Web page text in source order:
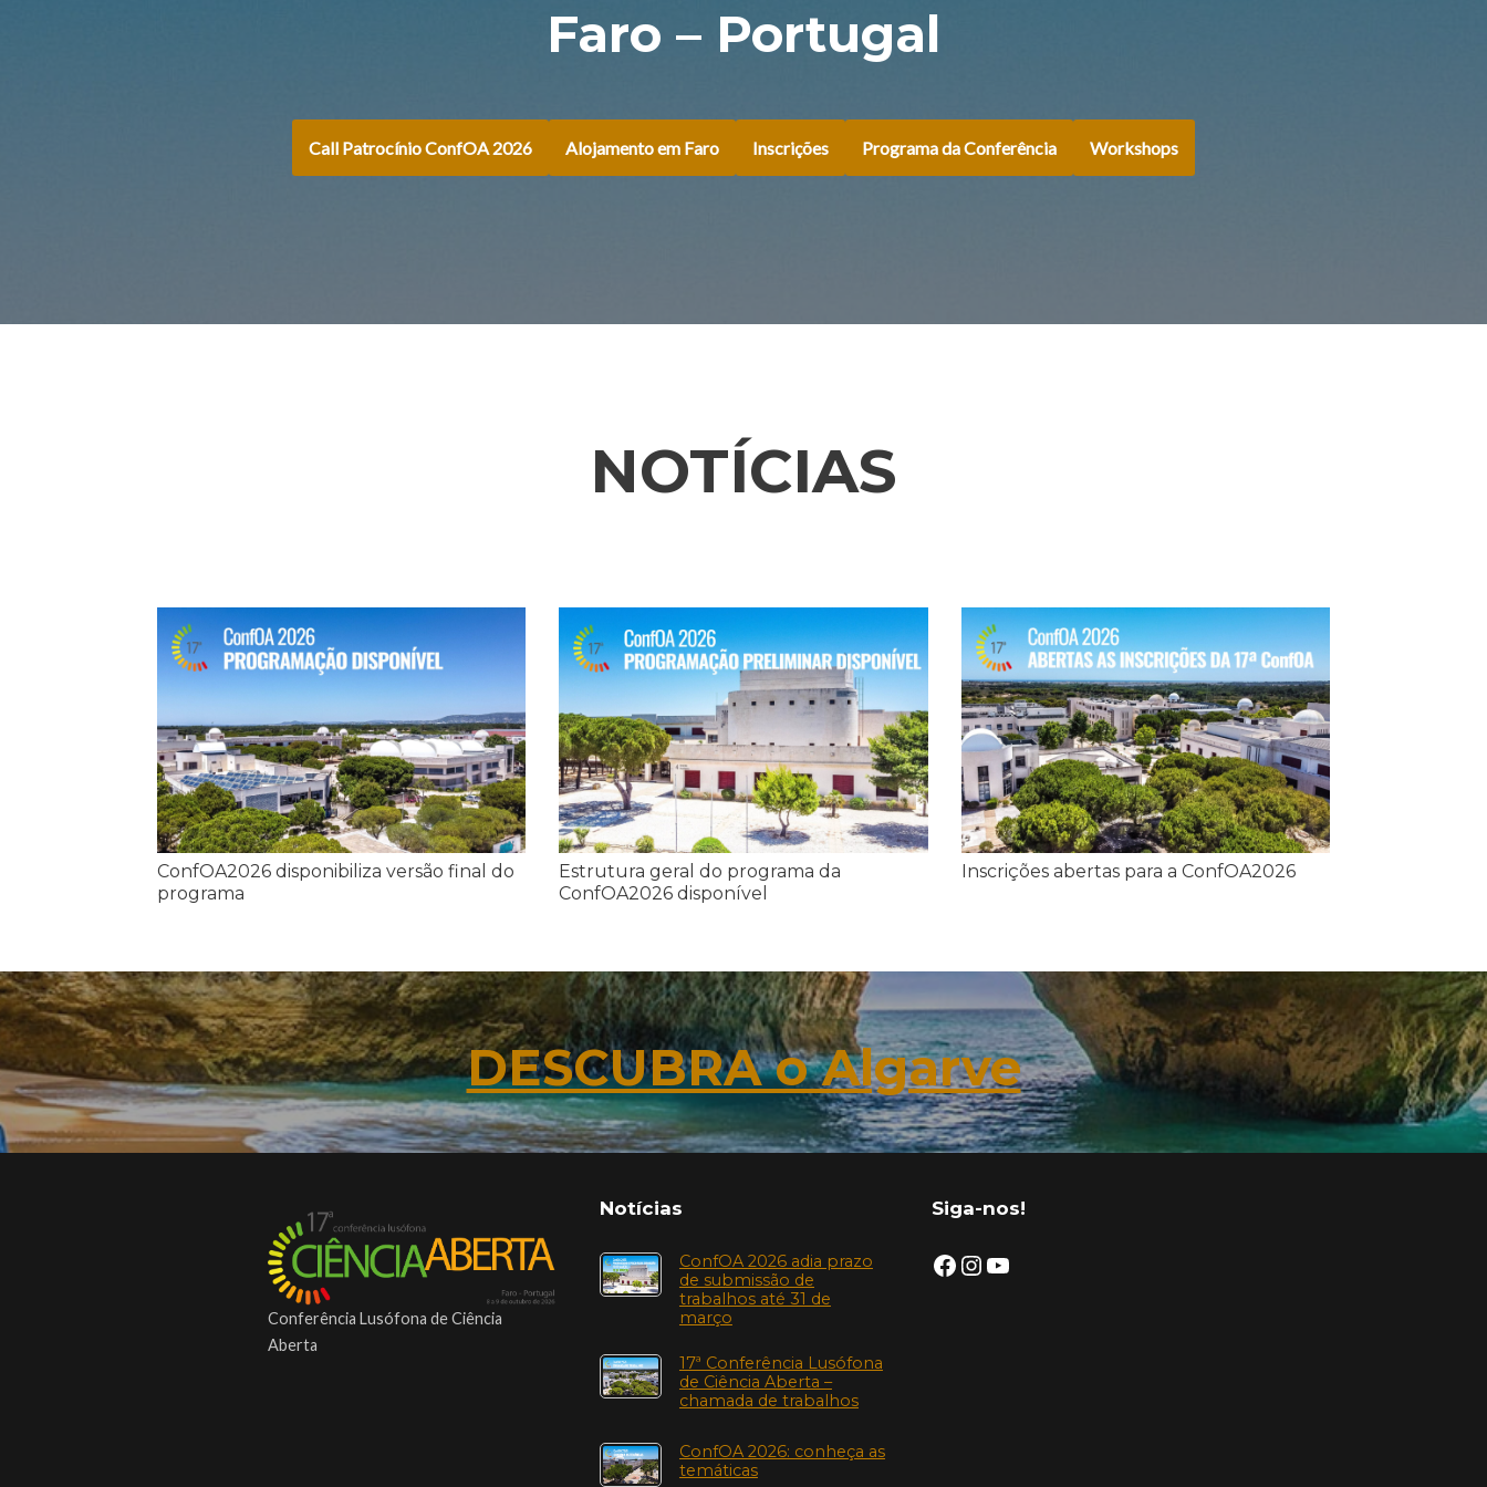
Faro – Portugal
Call Patrocínio ConfOA 2026 Alojamento em Faro Inscrições Programa da Conferência Workshops
NOTÍCIAS
ConfOA2026 disponibiliza versão final do
programa
Estrutura geral do programa da
ConfOA2026 disponível
Inscrições abertas para a ConfOA2026
DESCUBRA o Algarve
Conferência Lusófona de Ciência
Aberta
Notícias
ConfOA 2026 adia prazo
de submissão de
trabalhos até 31 de
março
17ª Conferência Lusófona
de Ciência Aberta –
chamada de trabalhos
ConfOA 2026: conheça as
temáticas
Siga-nos!